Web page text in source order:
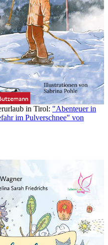
in Tirol: "Abenteuer in
im Pulverschnee" von